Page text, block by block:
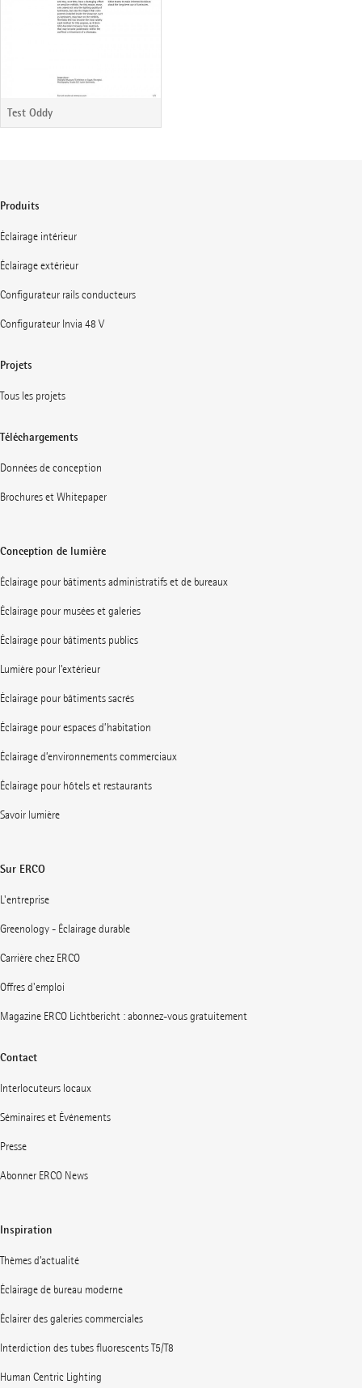
Test Oddy
Produits
Éclairage intérieur
Éclairage extérieur
Configurateur rails conducteurs
Configurateur Invia 48 V
Projets
Tous les projets
Téléchargements
Données de conception
Brochures et Whitepaper
Conception de lumière
Éclairage pour bâtiments administratifs et de bureaux
Éclairage pour musées et galeries
Éclairage pour bâtiments publics
Lumière pour l’extérieur
Éclairage pour bâtiments sacrés
Éclairage pour espaces d’habitation
Éclairage d’environnements commerciaux
Éclairage pour hôtels et restaurants
Savoir lumière
Sur ERCO
L'entreprise
Greenology - Éclairage durable
Carrière chez ERCO
Offres d'emploi
Magazine ERCO Lichtbericht : abonnez-vous gratuitement
Contact
Interlocuteurs locaux
Séminaires et Événements
Presse
Abonner ERCO News
Inspiration
Thèmes d’actualité
Éclairage de bureau moderne
Éclairer des galeries commerciales
Interdiction des tubes fluorescents T5/T8
Human Centric Lighting